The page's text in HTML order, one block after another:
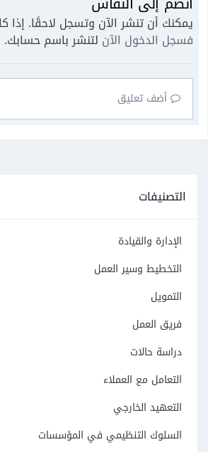
يمكنك أن تنشر الآن وتسجل لاحقًا. إذا
فسجل الدخول الآن لتنشر باسم حسابك.
أضف تعليق
التصنيفات
الإدارة والقيادة
التخطيط وسير العمل
التمويل
فريق العمل
دراسة حالات
التعامل مع العملاء
التعهيد الخارجي
السلوك التنظيمي في المؤسسات